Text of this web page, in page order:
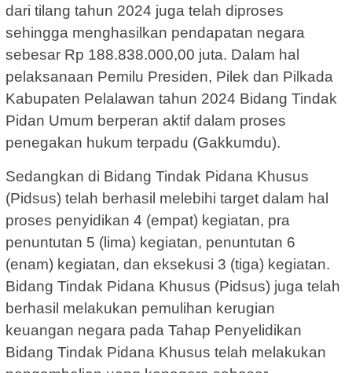
dari tilang tahun 2024 juga telah diproses
sehingga menghasilkan pendapatan negara
sebesar Rp 188.838.000,00 juta. Dalam hal
pelaksanaan Pemilu Presiden, Pilek dan Pilkada
Kabupaten Pelalawan tahun 2024 Bidang Tindak
Pidan Umum berperan aktif dalam proses
penegakan hukum terpadu (Gakkumdu).
Sedangkan di Bidang Tindak Pidana Khusus
(Pidsus) telah berhasil melebihi target dalam hal
proses penyidikan 4 (empat) kegiatan, pra
penuntutan 5 (lima) kegiatan, penuntutan 6
(enam) kegiatan, dan eksekusi 3 (tiga) kegiatan.
Bidang Tindak Pidana Khusus (Pidsus) juga telah
berhasil melakukan pemulihan kerugian
keuangan negara pada Tahap Penyelidikan
Bidang Tindak Pidana Khusus telah melakukan